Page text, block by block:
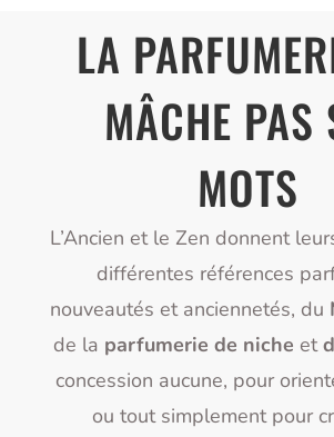
LA
MÂCHE PAS
MOTS
L’Ancien et le Zen donnent
différentes références
nouveautés et anciennetés, du
de la parfumerie de niche et
concession aucune, pour
ou tout simplement pour